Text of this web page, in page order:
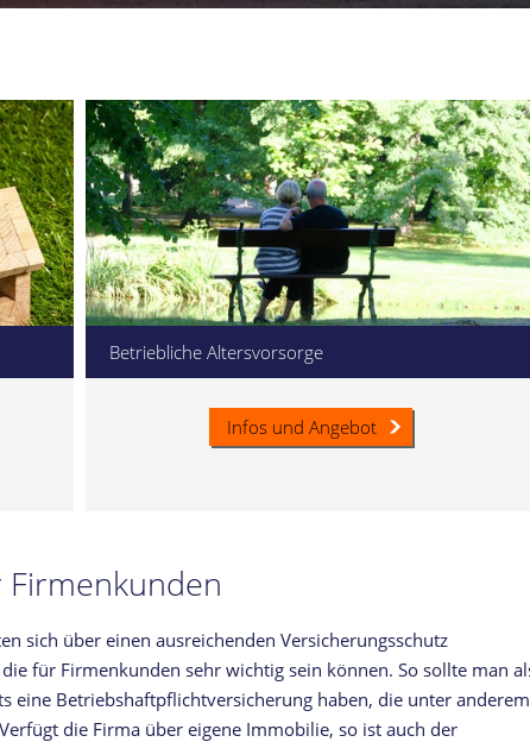
Betriebliche Altersvorsorge
Infos und Angebot
sich über einen ausreichenden Versicherungsschutz
für Firmenkunden sehr wichtig sein können. So sollte man
eine Betriebshaftpflichtversicherung haben, die unter anderem
die Firma über eigene Immobilie, so ist auch der